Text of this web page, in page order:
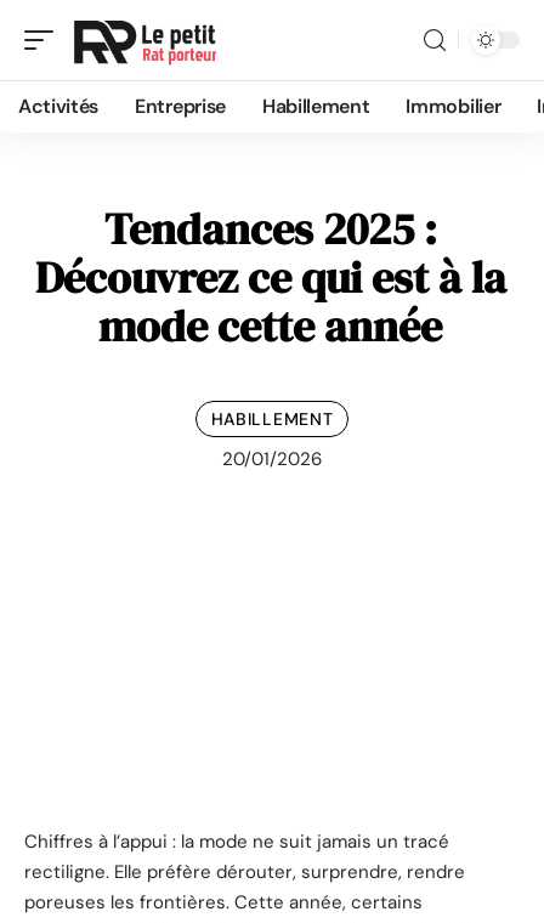
Activités Entreprise Habillement Immobilier
Tendances 2025 :
Découvrez ce qui est à la
mode cette année
HABILLEMENT
20/01/2026
Chiffres à l’appui : la mode ne suit jamais un tracé
rectiligne. Elle préfère dérouter, surprendre, rendre
poreuses les frontières. Cette année, certains